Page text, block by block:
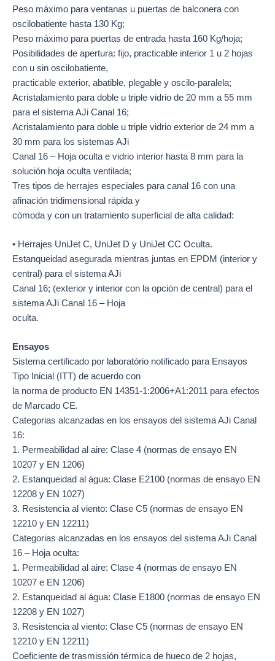
Peso máximo para ventanas u puertas de balconera con
oscilobatiente hasta 130 Kg;
Peso máximo para puertas de entrada hasta 160 Kg/hoja;
Posibilidades de apertura: fijo, practicable interior 1 u 2 hojas
con u sin oscilobatiente,
practicable exterior, abatible, plegable y oscilo-paralela;
Acristalamiento para doble u triple vidrio de 20 mm a 55 mm
para el sistema AJi Canal 16;
Acristalamiento para doble u triple vidrio exterior de 24 mm a
30 mm para los sistemas AJi
Canal 16 – Hoja oculta e vidrio interior hasta 8 mm para la
solución hoja oculta ventilada;
Tres tipos de herrajes especiales para canal 16 con una
afinación tridimensional rápida y
cómoda y con un tratamiento superficial de alta calidad:
• Herrajes UniJet C, UniJet D y UniJet CC Oculta.
Estanqueidad asegurada mientras juntas en EPDM (interior y
central) para el sistema AJi
Canal 16; (exterior y interior con la opción de central) para el
sistema AJi Canal 16 – Hoja
oculta.
Ensayos
Sistema certificado por laboratório notificado para Ensayos
Tipo Inicial (ITT) de acuerdo con
la norma de producto EN 14351-1:2006+A1:2011 para efectos
de Marcado CE.
Categorias alcanzadas en los ensayos del sistema AJi Canal
16:
1. Permeabilidad al aire: Clase 4 (normas de ensayo EN
10207 y EN 1206)
2. Estanqueidad al água: Clase E2100 (normas de ensayo EN
12208 y EN 1027)
3. Resistencia al viento: Clase C5 (normas de ensayo EN
12210 y EN 12211)
Categorias alcanzadas en los ensayos del sistema AJi Canal
16 – Hoja oculta:
1. Permeabilidad al aire: Clase 4 (normas de ensayo EN
10207 e EN 1206)
2. Estanqueidad al água: Clase E1800 (normas de ensayo EN
12208 y EN 1027)
3. Resistencia al viento: Clase C5 (normas de ensayo EN
12210 y EN 12211)
Coeficiente de trasmissión térmica de hueco de 2 hojas,